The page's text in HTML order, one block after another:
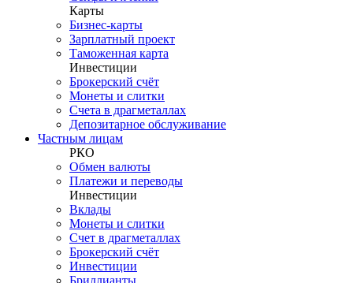
Карты
Бизнес-карты
Зарплатный проект
Таможенная карта
Инвестиции
Брокерский счёт
Монеты и слитки
Счета в драгметаллах
Депозитарное обслуживание
Частным лицам
РКО
Обмен валюты
Платежи и переводы
Инвестиции
Вклады
Монеты и слитки
Счет в драгметаллах
Брокерский счёт
Инвестиции
Бриллианты